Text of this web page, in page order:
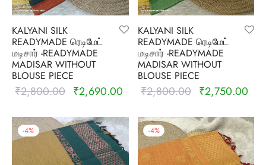
KALYANI SILK
READYMADE ரெடிமேட்
மடிசார் -READYMADE
MADISAR WITHOUT
BLOUSE PIECE
₹2,800.00
Original
₹2,800.00.
₹2,690.00
Current
₹2,690.00.
KALYANI SILK
READYMADE ரெடிமேட்
மடிசார் -READYMADE
MADISAR WITHOUT
BLOUSE PIECE
₹2,800.00
Original
₹2,800.00.
₹2,750.00
-4% -4%